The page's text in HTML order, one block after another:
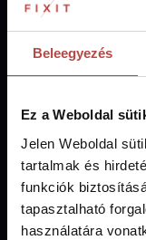
Beleegyezés
Ez a Weboldal
Jelen Weboldal
tartalmak és
funkciók
tapasztalható
használatára
kezelt